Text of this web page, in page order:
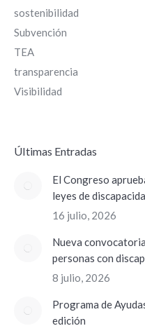
sostenibilidad
Subvención
TEA
transparencia
Visibilidad
ÚItimas Entradas
El Congreso
leyes de
16 julio, 2026
Nueva
personas con
8 julio, 2026
Programa de
edición